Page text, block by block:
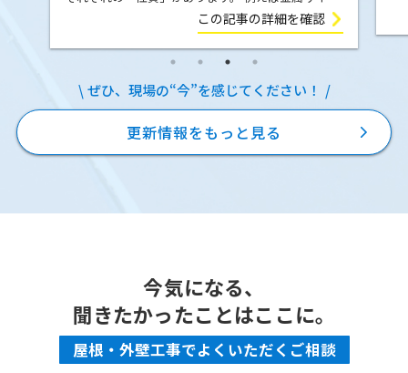
ィング（ガルバリウム鋼板）は、気温の変化によっ
て膨張したり収縮したりします。夏の強い日差しを
受ければ少し伸び、冬に気温が下が […]
この記事の詳細を確認
ぜひ、現場の“今”を感じてください！
更新情報をもっと見る
今気になる、
聞きたかったことはここに。
屋根・外壁工事でよくいただくご相談